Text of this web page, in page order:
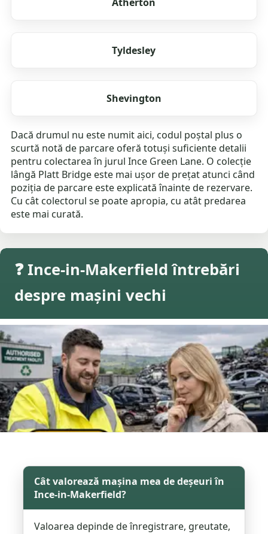
Tyldesley
Shevington
Dacă drumul nu este numit aici, codul poștal plus o
scurtă notă de parcare oferă totuși suficiente detalii
pentru colectarea în jurul Ince Green Lane. O colecție
lângă Platt Bridge este mai ușor de prețat atunci când
poziția de parcare este explicată înainte de rezervare.
Cu cât colectorul se poate apropia, cu atât predarea
este mai curată.
❓ Ince-in-Makerfield întrebări
despre mașini vechi
Cât valorează mașina mea de deșeuri în
Ince-in-Makerfield?
Valoarea depinde de înregistrare, greutate,